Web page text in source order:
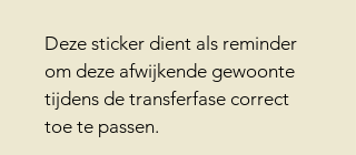
Deze sticker dient als reminder
om deze afwijkende gewoonte
tijdens de transferfase correct
toe te passen.